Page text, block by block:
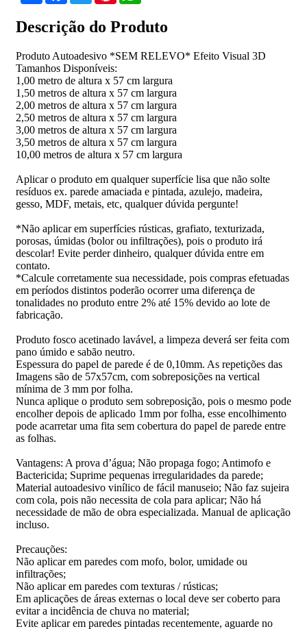
Descrição do Produto
Produto Autoadesivo *SEM RELEVO* Efeito Visual 3D
Tamanhos Disponíveis:
1,00 metro de altura x 57 cm largura
1,50 metros de altura x 57 cm largura
2,00 metros de altura x 57 cm largura
2,50 metros de altura x 57 cm largura
3,00 metros de altura x 57 cm largura
3,50 metros de altura x 57 cm largura
10,00 metros de altura x 57 cm largura
Aplicar o produto em qualquer superfície lisa que não solte
resíduos ex. parede amaciada e pintada, azulejo, madeira,
gesso, MDF, metais, etc, qualquer dúvida pergunte!
*Não aplicar em superfícies rústicas, grafiato, texturizada,
porosas, úmidas (bolor ou infiltrações), pois o produto irá
descolar! Evite perder dinheiro, qualquer dúvida entre em
contato.
*Calcule corretamente sua necessidade, pois compras efetuadas
em períodos distintos poderão ocorrer uma diferença de
tonalidades no produto entre 2% até 15% devido ao lote de
fabricação.
Produto fosco acetinado lavável, a limpeza deverá ser feita com
pano úmido e sabão neutro.
Espessura do papel de parede é de 0,10mm. As repetições das
Imagens são de 57x57cm, com sobreposições na vertical
mínima de 3 mm por folha.
Nunca aplique o produto sem sobreposição, pois o mesmo pode
encolher depois de aplicado 1mm por folha, esse encolhimento
pode acarretar uma fita sem cobertura do papel de parede entre
as folhas.
Vantagens: A prova d’água; Não propaga fogo; Antimofo e
Bactericida; Suprime pequenas irregularidades da parede;
Material autoadesivo vinílico de fácil manuseio; Não faz sujeira
com cola, pois não necessita de cola para aplicar; Não há
necessidade de mão de obra especializada. Manual de aplicação
incluso.
Precauções:
Não aplicar em paredes com mofo, bolor, umidade ou
infiltrações;
Não aplicar em paredes com texturas / rústicas;
Em aplicações de áreas externas o local deve ser coberto para
evitar a incidência de chuva no material;
Evite aplicar em paredes pintadas recentemente, aguarde no